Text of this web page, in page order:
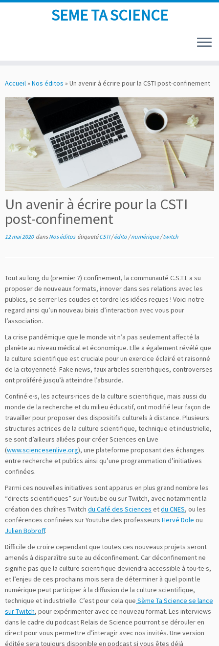
to
SEME TA SCIENCE
Accueil» Nos éditos » Un avenir à écrire pour la CSTI post-confinement
Un avenir à écrire pour la CSTI
post-confinement
12 mai 2020dansNos éditos étiquetéCSTI/édito /numérique/twitch
Tout au long du (premier ?) confinement, la communauté C.S.T.I. a su
proposer de nouveaux formats, innover dans ses relations avec les
publics, se serrer les coudes et tordre les idées reçues ! Voici notre
regard ainsi qu’un nouveau biais d’interaction avec vous pour
l’association.
La crise pandémique que le monde vit n’a pas seulement affecté la
planète au niveau médical et économique. Elle a également révélé que
la culture scientifique est cruciale pour un exercice éclairé et raisonné
de la citoyenneté. Fake news, faux articles scientifiques, controverses
ont proliféré jusqu’à atteindre l’absurde.
Confiné·e·s, les acteurs·rices de la culture scientifique, mais aussi du
monde de la recherche et du milieu éducatif, ont modifié leur façon de
travailler pour proposer des dispositifs culturels à distance. Plusieurs
structures actrices de la culture scientifique, technique et industrielle,
se sont d’ailleurs alliées pour créer Sciences en Live
(www.sciencesenlive.org), une plateforme proposant des échanges
entre recherche et publics ainsi qu’une programmation d’initiatives
confinées.
Parmi ces nouvelles initiatives sont apparus en plus grand nombre les
“directs scientifiques” sur Youtube ou sur Twitch, avec notamment la
création des chaînes Twitch du Café des Sciences etdu CNES, ou les
conférences confinées sur Youtube des professeurs Hervé Dole ou
Julien Bobroff.
Difficile de croire cependant que toutes ces nouveaux projets seront
amenés à disparaître suite au déconfinement. Car déconfinement ne
signifie pas que la culture scientifique deviendra accessible à tou·te·s,
et l’enjeu de ces prochains mois sera de déterminer à quel point le
numérique peut participer à la diffusion de la culture scientifique,
technique et industrielle. C’est pour cela que Sème Ta Science se lance
sur Twitch, pour expérimenter avec ce nouveau format. Les interviews
dans le cadre du podcast Relais de Science pourront se dérouler en
direct pour vous permettre d’interagir avec nos invités. Une version
éditée sera toujours disponible en podcast si vous êtes déjà